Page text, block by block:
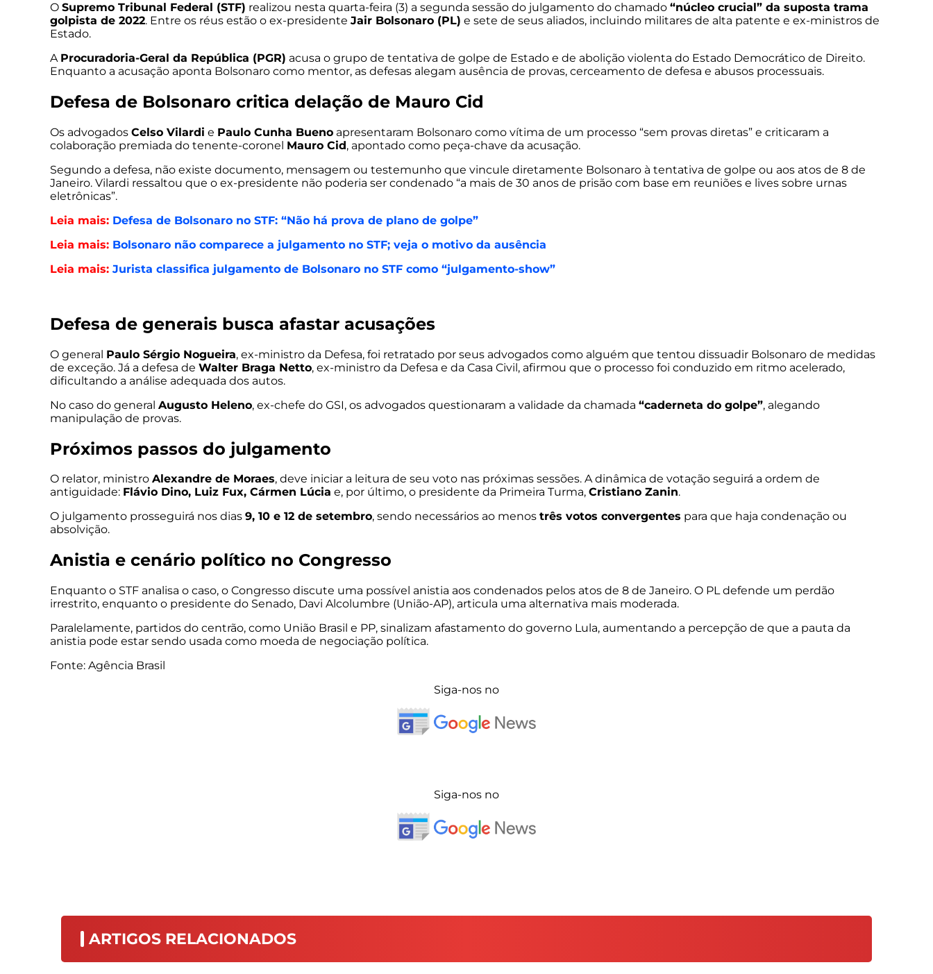
O Supremo Tribunal Federal (STF) realizou nesta quarta-feira (3) a segunda sessão do julgamento do chamado “núcleo crucial” da suposta trama
golpista de 2022. Entre os réus estão o ex-presidente Jair Bolsonaro (PL) e sete de seus aliados, incluindo militares de alta patente e ex-ministros de
Estado.
A Procuradoria-Geral da República (PGR) acusa o grupo de tentativa de golpe de Estado e de abolição violenta do Estado Democrático de Direito.
Enquanto a acusação aponta Bolsonaro como mentor, as defesas alegam ausência de provas, cerceamento de defesa e abusos processuais.
Defesa de Bolsonaro critica delação de Mauro Cid
Os advogados Celso Vilardi e Paulo Cunha Bueno apresentaram Bolsonaro como vítima de um processo “sem provas diretas” e criticaram a
colaboração premiada do tenente-coronel Mauro Cid, apontado como peça-chave da acusação.
Segundo a defesa, não existe documento, mensagem ou testemunho que vincule diretamente Bolsonaro à tentativa de golpe ou aos atos de 8 de
Janeiro. Vilardi ressaltou que o ex-presidente não poderia ser condenado “a mais de 30 anos de prisão com base em reuniões e lives sobre urnas
eletrônicas”.
Leia mais: Defesa de Bolsonaro no STF: “Não há prova de plano de golpe”
Leia mais: Bolsonaro não comparece a julgamento no STF; veja o motivo da ausência
Leia mais: Jurista classifica julgamento de Bolsonaro no STF como “julgamento-show”
Defesa de generais busca afastar acusações
O general Paulo Sérgio Nogueira, ex-ministro da Defesa, foi retratado por seus advogados como alguém que tentou dissuadir Bolsonaro de medidas
de exceção. Já a defesa de Walter Braga Netto, ex-ministro da Defesa e da Casa Civil, afirmou que o processo foi conduzido em ritmo acelerado,
dificultando a análise adequada dos autos.
No caso do general Augusto Heleno, ex-chefe do GSI, os advogados questionaram a validade da chamada “caderneta do golpe”, alegando
manipulação de provas.
Próximos passos do julgamento
O relator, ministro Alexandre de Moraes, deve iniciar a leitura de seu voto nas próximas sessões. A dinâmica de votação seguirá a ordem de
antiguidade: Flávio Dino, Luiz Fux, Cármen Lúcia e, por último, o presidente da Primeira Turma, Cristiano Zanin.
O julgamento prosseguirá nos dias 9, 10 e 12 de setembro, sendo necessários ao menos três votos convergentes para que haja condenação ou
absolvição.
Anistia e cenário político no Congresso
Enquanto o STF analisa o caso, o Congresso discute uma possível anistia aos condenados pelos atos de 8 de Janeiro. O PL defende um perdão
irrestrito, enquanto o presidente do Senado, Davi Alcolumbre (União-AP), articula uma alternativa mais moderada.
Paralelamente, partidos do centrão, como União Brasil e PP, sinalizam afastamento do governo Lula, aumentando a percepção de que a pauta da
anistia pode estar sendo usada como moeda de negociação política.
Fonte: Agência Brasil
Siga-nos no
Siga-nos no
ARTIGOS RELACIONADOS